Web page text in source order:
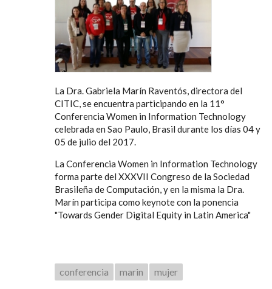
La Dra. Gabriela Marín Raventós, directora del
CITIC, se encuentra participando en la 11°
Conferencia Women in Information Technology
celebrada en Sao Paulo, Brasil durante los días 04 y
05 de julio del 2017.
La Conferencia Women in Information Technology
forma parte del XXXVII Congreso de la Sociedad
Brasileña de Computación, y en la misma la Dra.
Marín participa como keynote con la ponencia
"Towards Gender Digital Equity in Latin America"
conferencia marin mujer